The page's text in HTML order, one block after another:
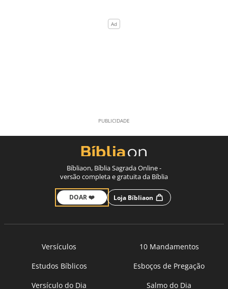
Bíbliaon, Bíblia Sagrada Online -
versão completa e gratuita da Bíblia
DOAR ❤️ Loja Bíbliaon
Versículos
10 Mandamentos
Estudos Bíblicos
Esboços de Pregação
Versículo do Dia
Salmo do Dia